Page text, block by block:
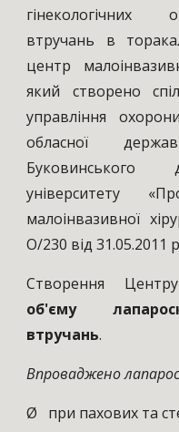
гінекологічних
втручань в
центр
який створено
управління
обласної
Буковинського
університету
малоінвазивної
О/230 від 31.05.2011
Створення
об'єму
втручань.
Впроваджено
Ø при пахових та